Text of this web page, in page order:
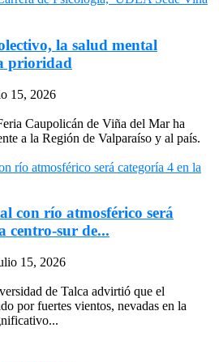
la salud mental
prioridad
15, 2026
Caupolicán de Viña del Mar ha
a la Región de Valparaíso y al país.
con río atmosférico será
centro-sur de...
15, 2026
de Talca advirtió que el
por fuertes vientos, nevadas en la